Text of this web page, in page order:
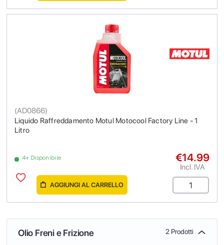
Liquido Raffreddamento Motul Motocool Factory Line - 1
Litro
(AD0866)
4+ Disponibile €14.99
Incl. IVA
AGGIUNGI AL CARRELLO
Olio Freni e Frizione 2 Prodotti